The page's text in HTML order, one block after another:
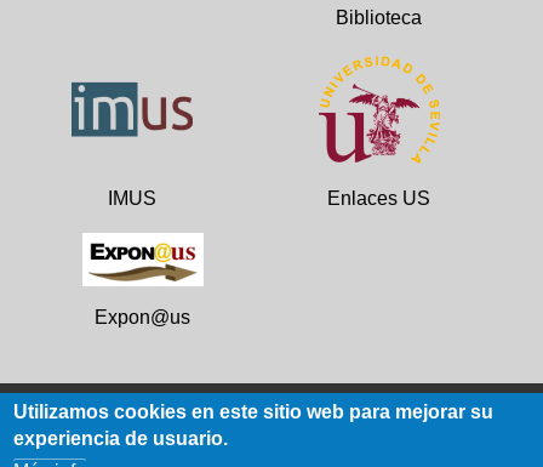
Biblioteca
IMUS Enlaces US
Expon@us
Datos de contacto
Utilizamos cookies en este sitio web para mejorar su
experiencia de usuario.